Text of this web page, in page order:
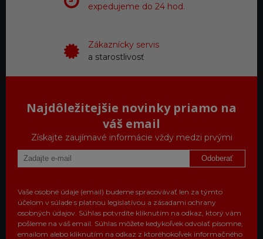
expedujeme do 24 hod.
Zákaznícky servis
a starostlivosť
Najdôležitejšie novinky priamo na
váš email
Získajte zaujímavé informácie vždy medzi prvými
Odoberať
Vaše osobné údaje (email) budeme spracovávať len za týmto
účelom v súlade s platnou legislatívou a zásadami ochrany
osobných údajov. Súhlas potvrdíte kliknutím na odkaz, ktorý vám
pošleme na váš email. Súhlas môžete kedykoľvek odvolať písomne,
emailom alebo kliknutím na odkaz z ktoréhokoľvek informačného